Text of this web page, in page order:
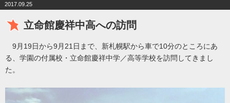
2017.09.25
立命館慶祥中高への訪問
9月19日から9月21日まで、新札幌駅から車で10分のところにあ
る、学園の付属校・立命館慶祥中学／高等学校を訪問してきまし
た。